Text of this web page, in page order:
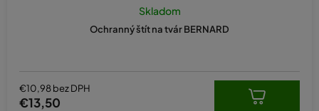
Ochranný štít na tvár BERNARD
Skladom
€10,98 bez DPH
€13,50